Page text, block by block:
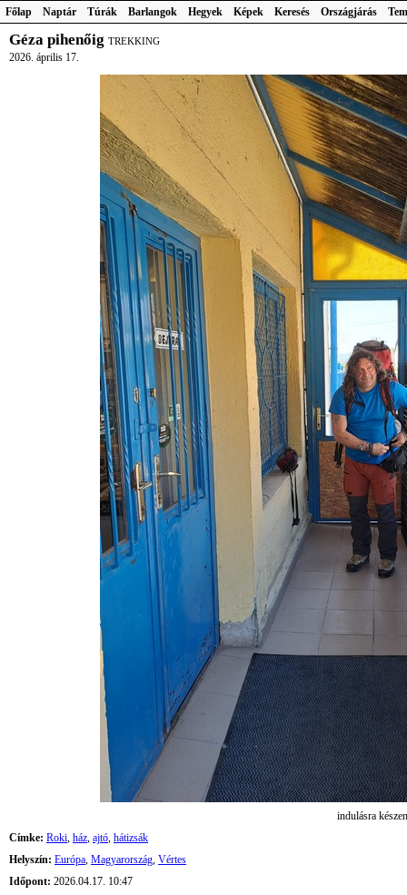
Főlap Naptár Túrák Barlangok Hegyek Képek Keresés Országjárás
Géza pihenőig TREKKING
2026. április 17.
indulásra készen
Címke: Roki, ház, ajtó, hátizsák
Helyszín: Európa, Magyarország, Vértes
Időpont: 2026.04.17. 10:47